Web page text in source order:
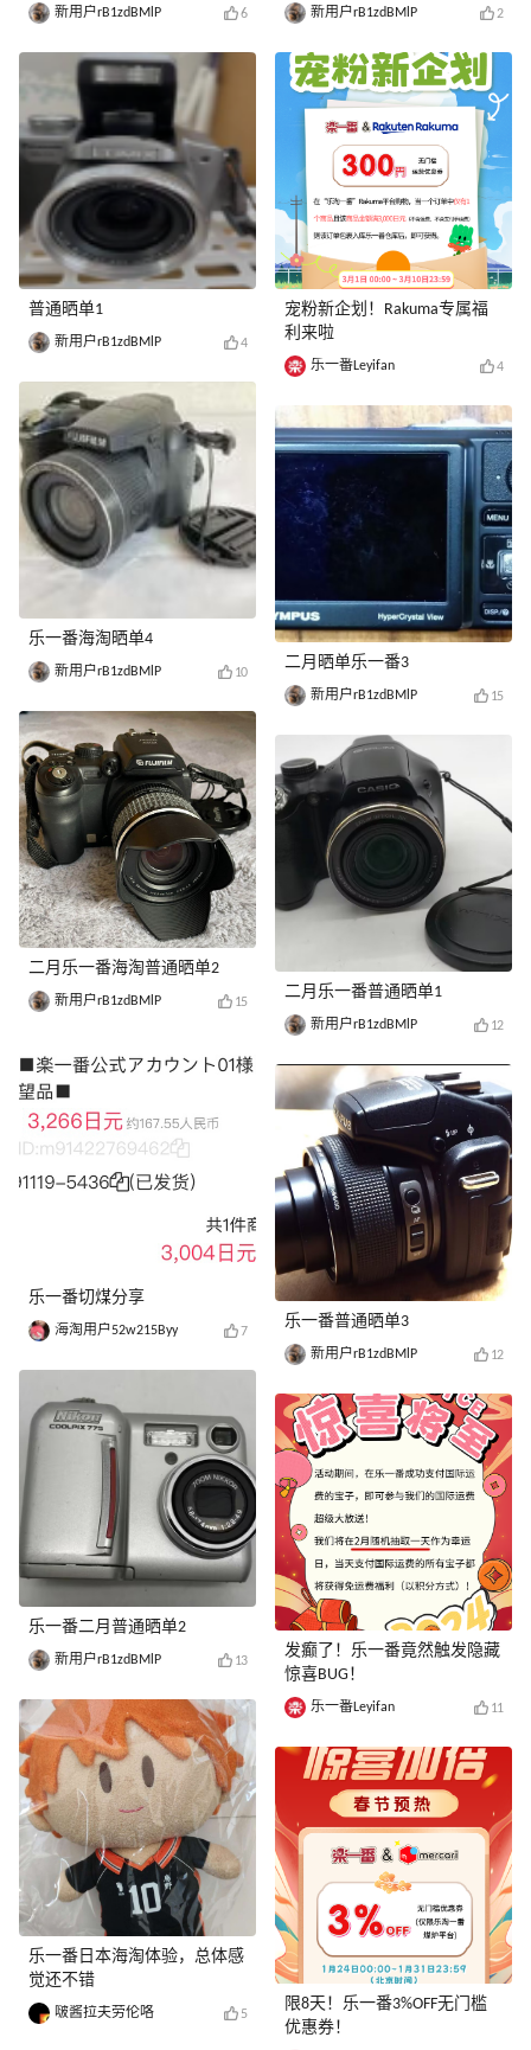
新用户rB1zdBMlP 6
普通晒单1
新用户rB1zdBMlP 4
乐一番海淘晒单4
新用户rB1zdBMlP 10
二月乐一番海淘普通晒单2
新用户rB1zdBMlP 15
乐一番切煤分享
海淘用户52w215Byy 7
乐一番二月普通晒单2
新用户rB1zdBMlP 13
乐一番日本海淘体验，总体感
觉还不错
啵酱拉夫劳伦咯 5
新用户rB1zdBMlP 2
宠粉新企划！Rakuma专属福
利来啦
乐一番Leyifan 4
二月晒单乐一番3
新用户rB1zdBMlP 15
二月乐一番普通晒单1
新用户rB1zdBMlP 12
乐一番普通晒单3
新用户rB1zdBMlP 12
发癫了！乐一番竟然触发隐藏
惊喜BUG！
乐一番Leyifan 11
限8天！乐一番3%OFF无门槛
优惠券！